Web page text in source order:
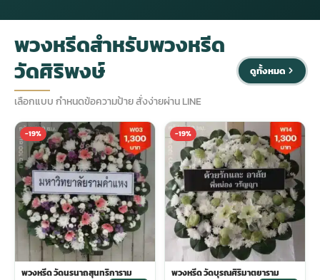
ดอกไม้ศพ
ดอกไม้งานศพ ส่งด่วน
ดอกไม้งานศพ ปากคลองตลาด
ร้านดอกไม้งานศพ ใกล้ฉัน
ดอกไม้งานศพ ราคาถูก
พวงหรีดราคาถูก
พวงหรีดดอกไม้สด
สั่งพวงหรีด ออนไลน์
ส่งพวงหรีด ด่วน กรุงเทพ
ร้านพวงหรีด กรุงเทพ ส่งฟรี
มรุ ราคาถูก
ม้หน้าเมรุ
มรุ ออนไลน์
มรุ ส่งด่วน
น้าเมรุ กรุงเทพ
พวงหรีดพัดลม แบบสวยๆ
จัดงานศพ ราคาถูก
พวงหรีดสำหรับพวงหรีด
วัดศิริพงษ์
เลือกแบบ กำหนดข้อความป้าย สั่งง่ายผ่าน LINE
ดูทั้งหมด
-19%
พวงหรีด วัดนรนาถสุนทริการาม
-19%
พวงหรีด วัดบุรณศิริมาตยาราม